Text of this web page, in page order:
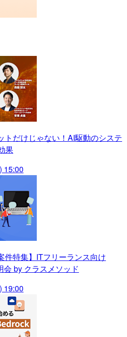
トだけじゃない！AI駆動のシステ
果
15:00
件特集】ITフリーランス向け
会 by クラスメソッド
19:00